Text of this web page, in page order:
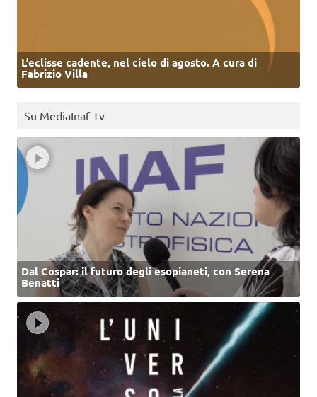
L’eclisse cadente, nel cielo di agosto. A cura di
Fabrizio Villa
Su MediaInaf Tv
Dal Cospar: il futuro degli esopianeti, con Serena
Benatti